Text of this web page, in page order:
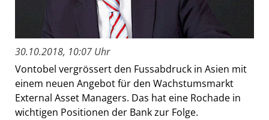
30.10.2018, 10:07 Uhr
Vontobel vergrössert den Fussabdruck in Asien mit
einem neuen Angebot für den Wachstumsmarkt
External Asset Managers. Das hat eine Rochade in
wichtigen Positionen der Bank zur Folge.